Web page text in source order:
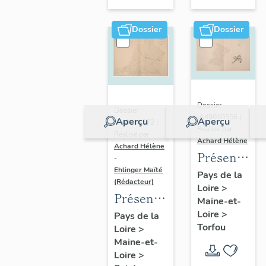
sur-
Moine
Dossier
Aperçu
IA49010572 |
Achard Hélène
-
Ehlinger Maïté
(Rédacteur)
Présentation
du
patrimoine
industriel
Pays de la
Loire >
Maine-et-
Loire >
Dossier
Aperçu
Dossier
IA49010556 |
Réalisé par
Achard Hélène
du
patrimoine
industriel
de la
commune
de
Pays de la
Loire >
Maine-et-
Loire >
Torfou